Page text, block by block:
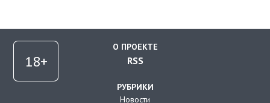
О ПРОЕКТЕ
RSS
РУБРИКИ
Новости